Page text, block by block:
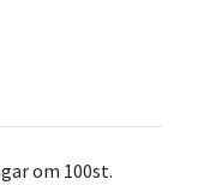
om 100st.